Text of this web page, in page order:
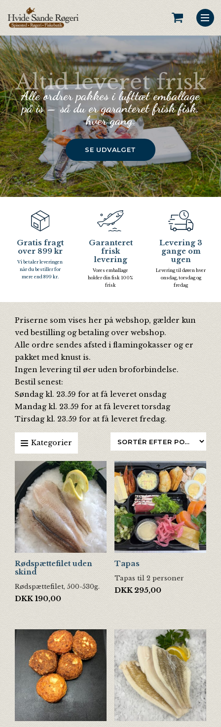
Altid leveret frisk
Alle ordrer pakkes i lufttæt emballage
på is – så du er garanteret frisk fisk,
hver gang.
SE UDVALGET
Gratis fragt
over 899 kr
Vi betaler leveringen
når du bestiller for
mere end 899 kr.
Garanteret
frisk
levering
Vores emballage
holder din fisk 100%
frisk
Levering 3
gange om
ugen
Levering til døren hver
onsdag, torsdag og
fredag
Priserne som vises her på webshop, gælder kun
ved bestilling og betaling over webshop.
Alle ordre sendes afsted i flamingokasser og er
pakket med knust is.
Ingen levering til øer uden broforbindelse.
Bestil senest:
Søndag kl. 23.59 for at få leveret onsdag
Mandag kl. 23.59 for at få leveret torsdag
Tirsdag kl. 23.59 for at få leveret fredag.
Kategorier
Rødspættefilet uden
skind
Rødspættefilet, 500-530g.
DKK 190,00
Tapas
Tapas til 2 personer
DKK 295,00